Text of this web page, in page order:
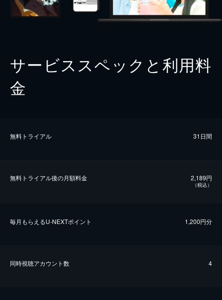
サービススペックと利用料
金
無料トライアル 31日間
無料トライアル後の⽉額料金 2,189円
（税込）
毎⽉もらえるU-NEXTポイント 1,200円分
同時視聴アカウント数 4